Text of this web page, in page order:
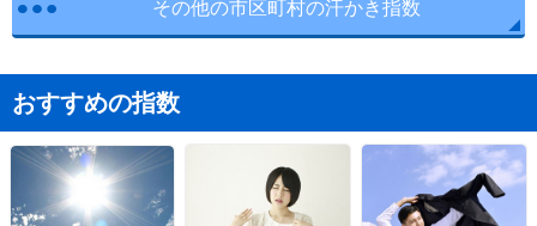
その他の市区町村の汗かき指数
おすすめの指数